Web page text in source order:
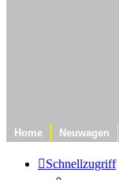
Home Neuwagen
Schnellzugriff